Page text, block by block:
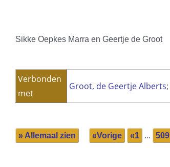
Sikke Oepkes Marra en Geertje de Groot
Verbonden
met
Groot, de Geertje Alberts;
» Allemaal zien «Vorige «1 ... 509